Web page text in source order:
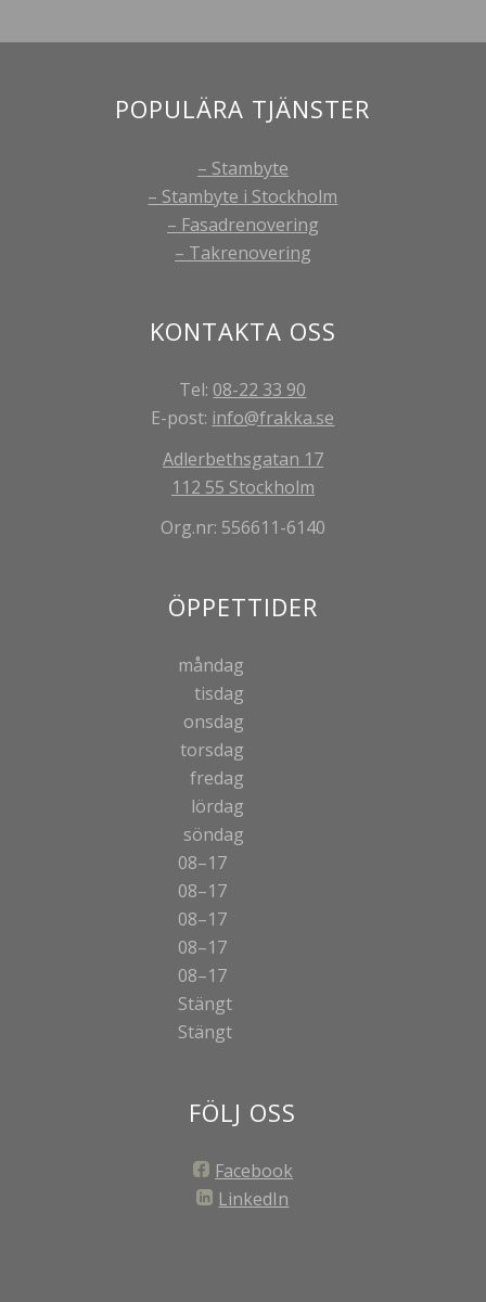
POPULÄRA TJÄNSTER
– Stambyte
– Stambyte i Stockholm
– Fasadrenovering
– Takrenovering
KONTAKTA OSS
Tel: 08-22 33 90
E-post: info@frakka.se
Adlerbethsgatan 17
112 55 Stockholm
Org.nr: 556611-6140
ÖPPETTIDER
måndag
tisdag
onsdag
torsdag
fredag
lördag
söndag
08–17
08–17
08–17
08–17
08–17
Stängt
Stängt
FÖLJ OSS
Facebook
LinkedIn